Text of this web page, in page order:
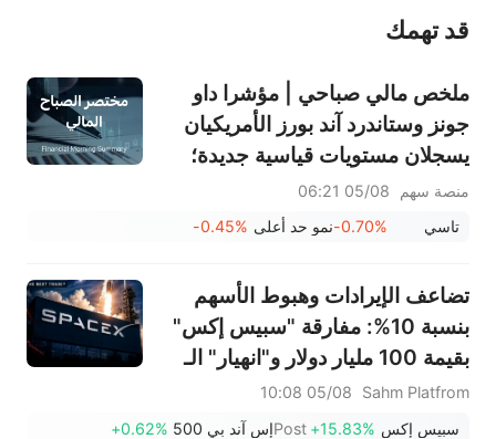
عند الضرورة، يرجى استشارة مستشار استثمار محترف. لا تقدم منصة سهم أي مشورة استثمارية، ولا تقدم أي التزامات أو ضمانات.
قد تهمك
ملخص مالي صباحي | مؤشرا داو
جونز وستاندرد آند بورز الأمريكيان
يسجلان مستويات قياسية جديدة؛
بعد تجاوز توقعات الأرباح؛ شركة
الإيرادات بنسبة 13.6%
منصة سهم
05/08 06:21
تاسي
-0.70%نمو حد أعلى -0.45%
تضاعف الإيرادات وهبوط الأسهم
بنسبة 10%: مفارقة "سبيس إكس"
بقيمة 100 مليار دولار و"انهيار" الـ
912 مليون سهم... ما هي الخطوة
التالية في التداول؟
Sahm Platfrom
05/08 10:08
سبيس إكس +15.83%
Postإس آند بي 500 +0.62%